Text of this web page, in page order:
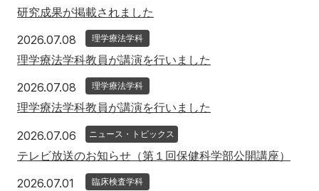
研究成果が掲載されました
2026.07.08 2026年7月8日
理学療法学科
理学療法学科教員が講演を行いました
2026.07.08 2026年7月8日
理学療法学科
理学療法学科教員が講演を行いました
2026.07.06 2026年7月6日
ニュース・トピックス
テレビ放送のお知らせ（第１回保健科学部公開講座）
2026.07.01 2026年7月1日
臨床検査学科